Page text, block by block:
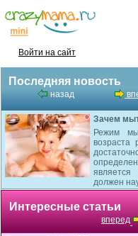
Войти на сайт
Последняя новость
назад
Зачем
Режим
возраста
должен
Интересные статьи
вперед